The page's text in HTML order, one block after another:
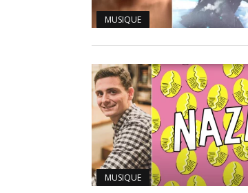
MUSIQUE
MUSIQUE